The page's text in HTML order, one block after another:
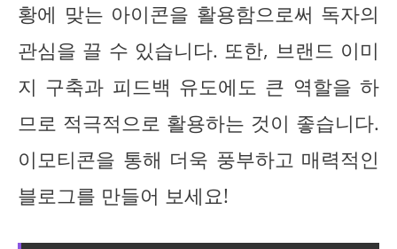
황에 맞는 아이콘을 활용함으로써 독자의
관심을 끌 수 있습니다. 또한, 브랜드 이미
지 구축과 피드백 유도에도 큰 역할을 하
므로 적극적으로 활용하는 것이 좋습니다.
이모티콘을 통해 더욱 풍부하고 매력적인
블로그를 만들어 보세요!